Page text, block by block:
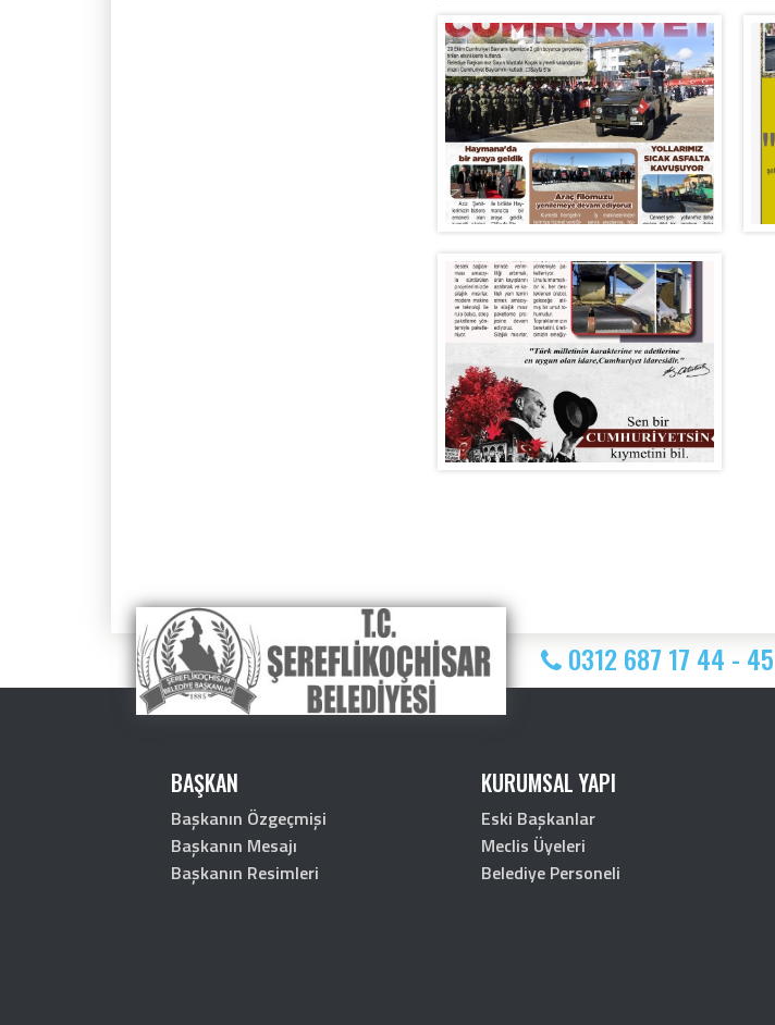
0312 687 17 44 - 45
BAŞKAN
Başkanın Özgeçmişi
Başkanın Mesajı
Başkanın Resimleri
KURUMSAL YAPI
Eski Başkanlar
Meclis Üyeleri
Belediye Personeli